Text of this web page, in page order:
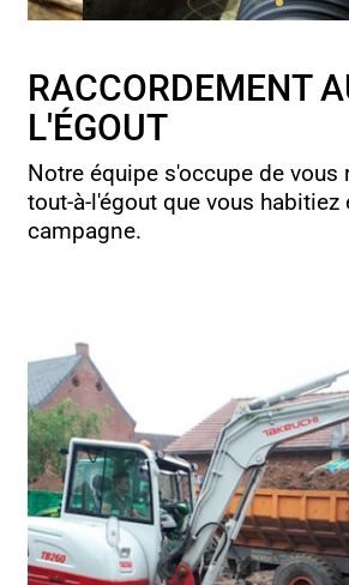
RACCORDEMENT
L'ÉGOUT
Notre équipe s'occupe de vous
tout-à-l'égout que vous habitiez
campagne.